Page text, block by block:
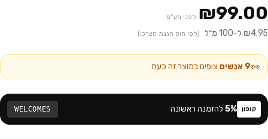
₪99.00 לפני מע"מ
₪4.95 ל-100 מ״ל (לפי חוק הגנת הצרכן)
👀
9 אנשים צופים במוצר זה כעת
קופון 5% להזמנה ראשונה WELCOMES